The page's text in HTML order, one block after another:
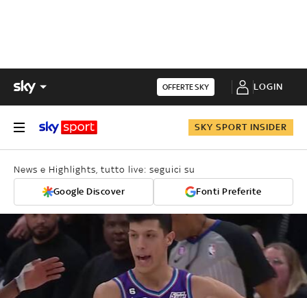
OFFERTE SKY LOGIN
SKY SPORT INSIDER
News e Highlights, tutto live: seguici su
Google Discover Fonti Preferite